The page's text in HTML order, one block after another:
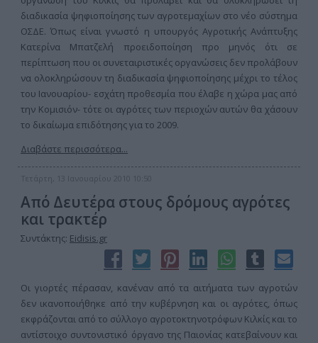
διαδικασία ψηφιοποίησης των αγροτεμαχίων στο νέο σύστημα
ΟΣΔΕ. Όπως είναι γνωστό η υπουργός Αγροτικής Ανάπτυξης
Κατερίνα Μπατζελή προειδοποίηση προ μηνός ότι σε
περίπτωση που οι συνεταιριστικές οργανώσεις δεν προλάβουν
να ολοκληρώσουν τη διαδικασία ψηφιοποίησης μέχρι το τέλος
του Ιανουαρίου- εσχάτη προθεσμία που έλαβε η χώρα μας από
την Κομισιόν- τότε οι αγρότες των περιοχών αυτών θα χάσουν
το δικαίωμα επιδότησης για το 2009.
Διαβάστε περισσότερα...
Τετάρτη, 13 Ιανουαρίου 2010 10:50
Από Δευτέρα στους δρόμους αγρότες
και τρακτέρ
Συντάκτης: Eidisis.gr
Οι γιορτές πέρασαν, κανέναν από τα αιτήματα των αγροτών
δεν ικανοποιήθηκε από την κυβέρνηση και οι αγρότες, όπως
εκφράζονται από το σύλλογο αγροτοκτηνοτρόφων Κιλκίς και το
αντίστοιχο συντονιστικό όργανο της Παιονίας κατεβαίνουν και